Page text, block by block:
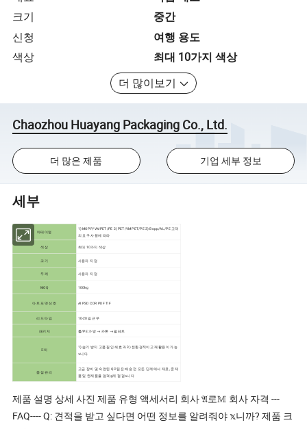
크기
중간
신청
여행 용도
색상
최대 10가지 색상
더 많이보기
Chaozhou Huayang Packaging Co., Ltd.
더 많은 제품 기업 세부 정보
세부
마테이얼
1) MOPP/VMPET/PE 2) PET/VMPET/PE 3) Bopp/AL/PE 고객
의 요구 사항에 따라
색상 최대 10가지 색상
크기 사용자 지정
두께 사용자 지정
MOQ 100kg
아트 포맷 선호 AI PSD CDR PDF TIF
리드 타임 10-20일 근무
패키지 롤/PE 가방 → 카톤 → 팔레트
𝔼처
1) 습기 방지 고품질 인쇄 효과 3) 친환경적이고 재활용이 가능
𝕩니다
품질 관리
고급 장비 및 숙련된 QC 팀은 배송 전 모든 단계에서 재료, 준제
품 및 완제품을 엄격𝕘게 점검𝕩니다
제품 설명 상세 사진 제품 유형 액세서리 회사 𝔄로𝕄 회사 자격 ---
FAQ---- Q: 견적을 받고 싶다면 어떤 정보를 알려줘야 𝕩니까? 제품 크